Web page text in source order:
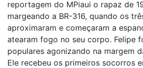
reportagem do MPiaui o rapaz de
margeando a BR-316, quando os
aproximaram e começaram a
atearam fogo no seu corpo. Felipe
populares agonizando na margem
Ele recebeu os primeiros socorros